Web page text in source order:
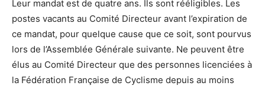
Leur mandat est de quatre ans. Ils sont rééligibles. Les
postes vacants au Comité Directeur avant l’expiration de
ce mandat, pour quelque cause que ce soit, sont pourvus
lors de l’Assemblée Générale suivante. Ne peuvent être
élus au Comité Directeur que des personnes licenciées à
la Fédération Française de Cyclisme depuis au moins